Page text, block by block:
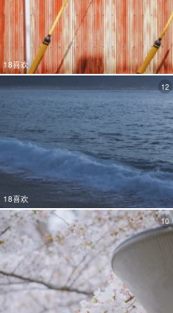
18喜欢
18喜欢
12
10